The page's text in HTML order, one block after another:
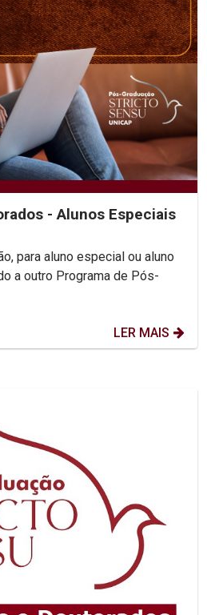
- Alunos Especiais
para aluno especial ou aluno
a outro Programa de Pós-
LER MAIS